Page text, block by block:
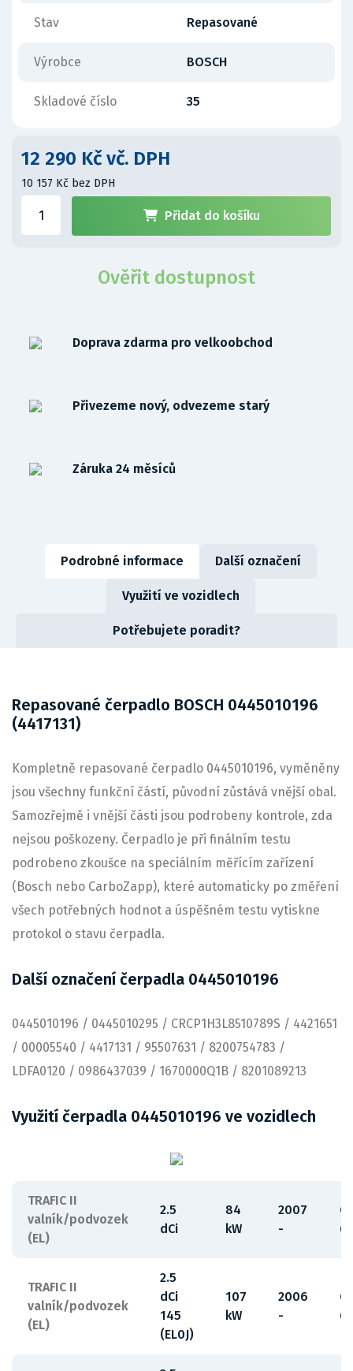
Stav Repasované
Výrobce BOSCH
Skladové číslo 35
12 290 Kč vč. DPH
10 157 Kč bez DPH
Přidat do košíku
Ověřit dostupnost
Doprava zdarma pro velkoobchod
Přivezeme nový, odvezeme starý
Záruka 24 měsíců
Podrobné informace Další označení
Využití ve vozidlech
Potřebujete poradit?
Repasované čerpadlo BOSCH 0445010196
(4417131)
Kompletně repasované čerpadlo 0445010196, vyměněny
jsou všechny funkční částí, původní zůstává vnější obal.
Samozřejmě i vnější části jsou podrobeny kontrole, zda
nejsou poškozeny. Čerpadlo je při finálním testu
podrobeno zkoušce na speciálním měřícím zařízení
(Bosch nebo CarboZapp), které automaticky po změření
všech potřebných hodnot a úspěšném testu vytiskne
protokol o stavu čerpadla.
Další označení čerpadla 0445010196
0445010196 / 0445010295 / CRCP1H3L8510789S / 4421651
/ 00005540 / 4417131 / 95507631 / 8200754783 /
LDFA0120 / 0986437039 / 1670000Q1B / 8201089213
Využití čerpadla 0445010196 ve vozidlech
TRAFIC II
valník/podvozek
(EL)
2.5
dCi
84
kW
2007
-
TRAFIC II
valník/podvozek
(EL)
2.5
dCi
145
(EL0J)
107
kW
2006
-